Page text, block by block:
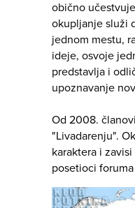
obično
okupljanje služi
jednom mestu,
ideje, osvoje
predstavlja i
upoznavanje
Od 2008.
"Livadarenju".
karaktera i
posetioci